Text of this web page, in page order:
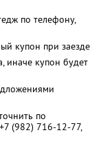
по телефону,
купон при заезде
иначе купон будет
по
+7 (982) 716-12-77,